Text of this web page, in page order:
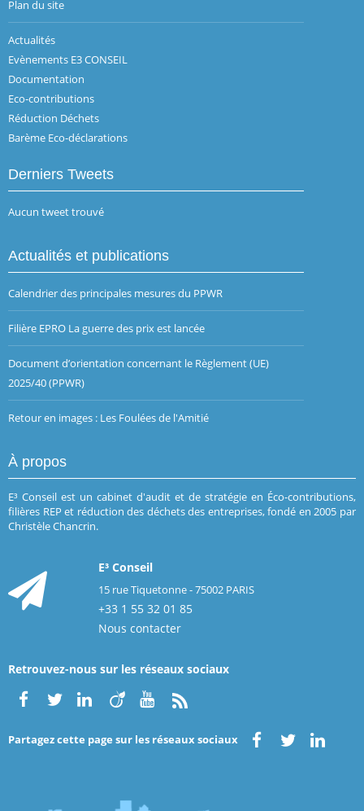
Plan du site
Actualités
Evènements E3 CONSEIL
Documentation
Eco-contributions
Réduction Déchets
Barème Eco-déclarations
Derniers Tweets
Aucun tweet trouvé
Actualités et publications
Calendrier des principales mesures du PPWR
Filière EPRO La guerre des prix est lancée
Document d’orientation concernant le Règlement (UE)
2025/40 (PPWR)
Retour en images : Les Foulées de l'Amitié
À propos
E³ Conseil est un cabinet d'audit et de stratégie en Éco-contributions,
filières REP et réduction des déchets des entreprises, fondé en 2005 par
Christèle Chancrin.
E³ Conseil
15 rue Tiquetonne - 75002 PARIS
+33 1 55 32 01 85
Nous contacter
Retrouvez-nous sur les réseaux sociaux
Partagez cette page sur les réseaux sociaux